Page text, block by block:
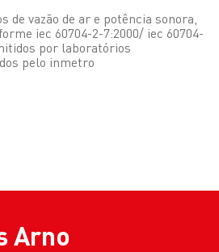
de vazão de ar e potência sonora,
iec 60704-2-7:2000/ iec 60704-
por laboratórios
pelo inmetro
Arno